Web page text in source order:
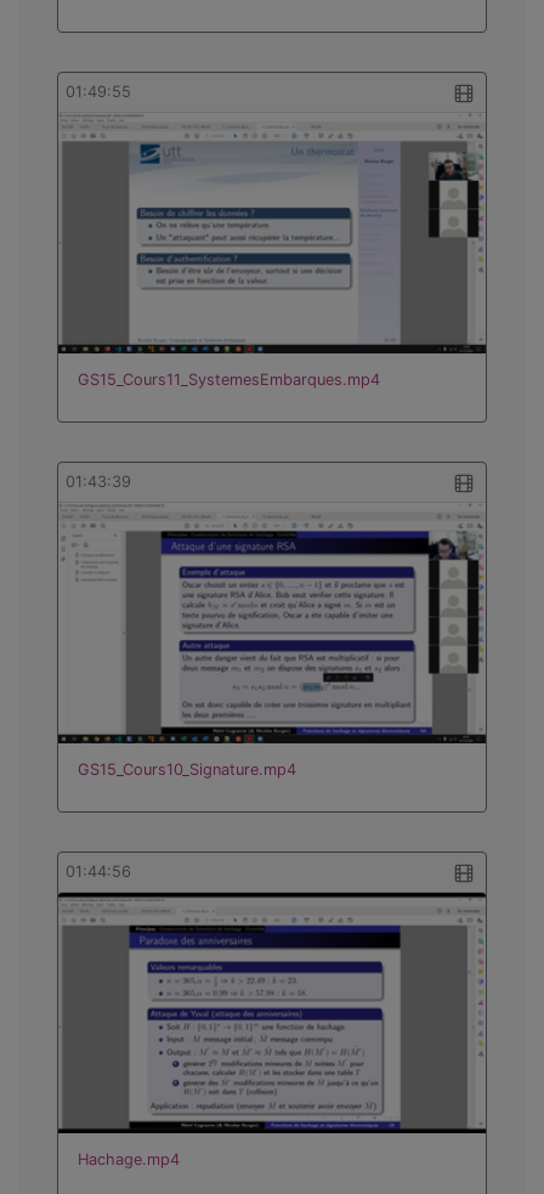
01:49:55
GS15_Cours11_SystemesEmbarques.mp4
01:43:39
GS15_Cours10_Signature.mp4
01:44:56
Hachage.mp4